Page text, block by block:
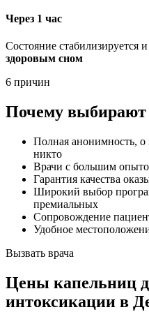
Через 1 час
Состояние стабилизируется
здоровым сном
6 причин
Почему выбирают
Полная анонимность,
никто
Врачи с большим
Гарантия качества
Широкий выбор
премиальных
Сопровождение
Удобное
Вызвать врача
Цены капельниц
интоксикации в